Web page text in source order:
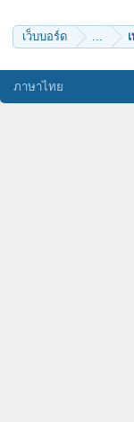
เว็บบอร์ด ...
ภาษาไทย